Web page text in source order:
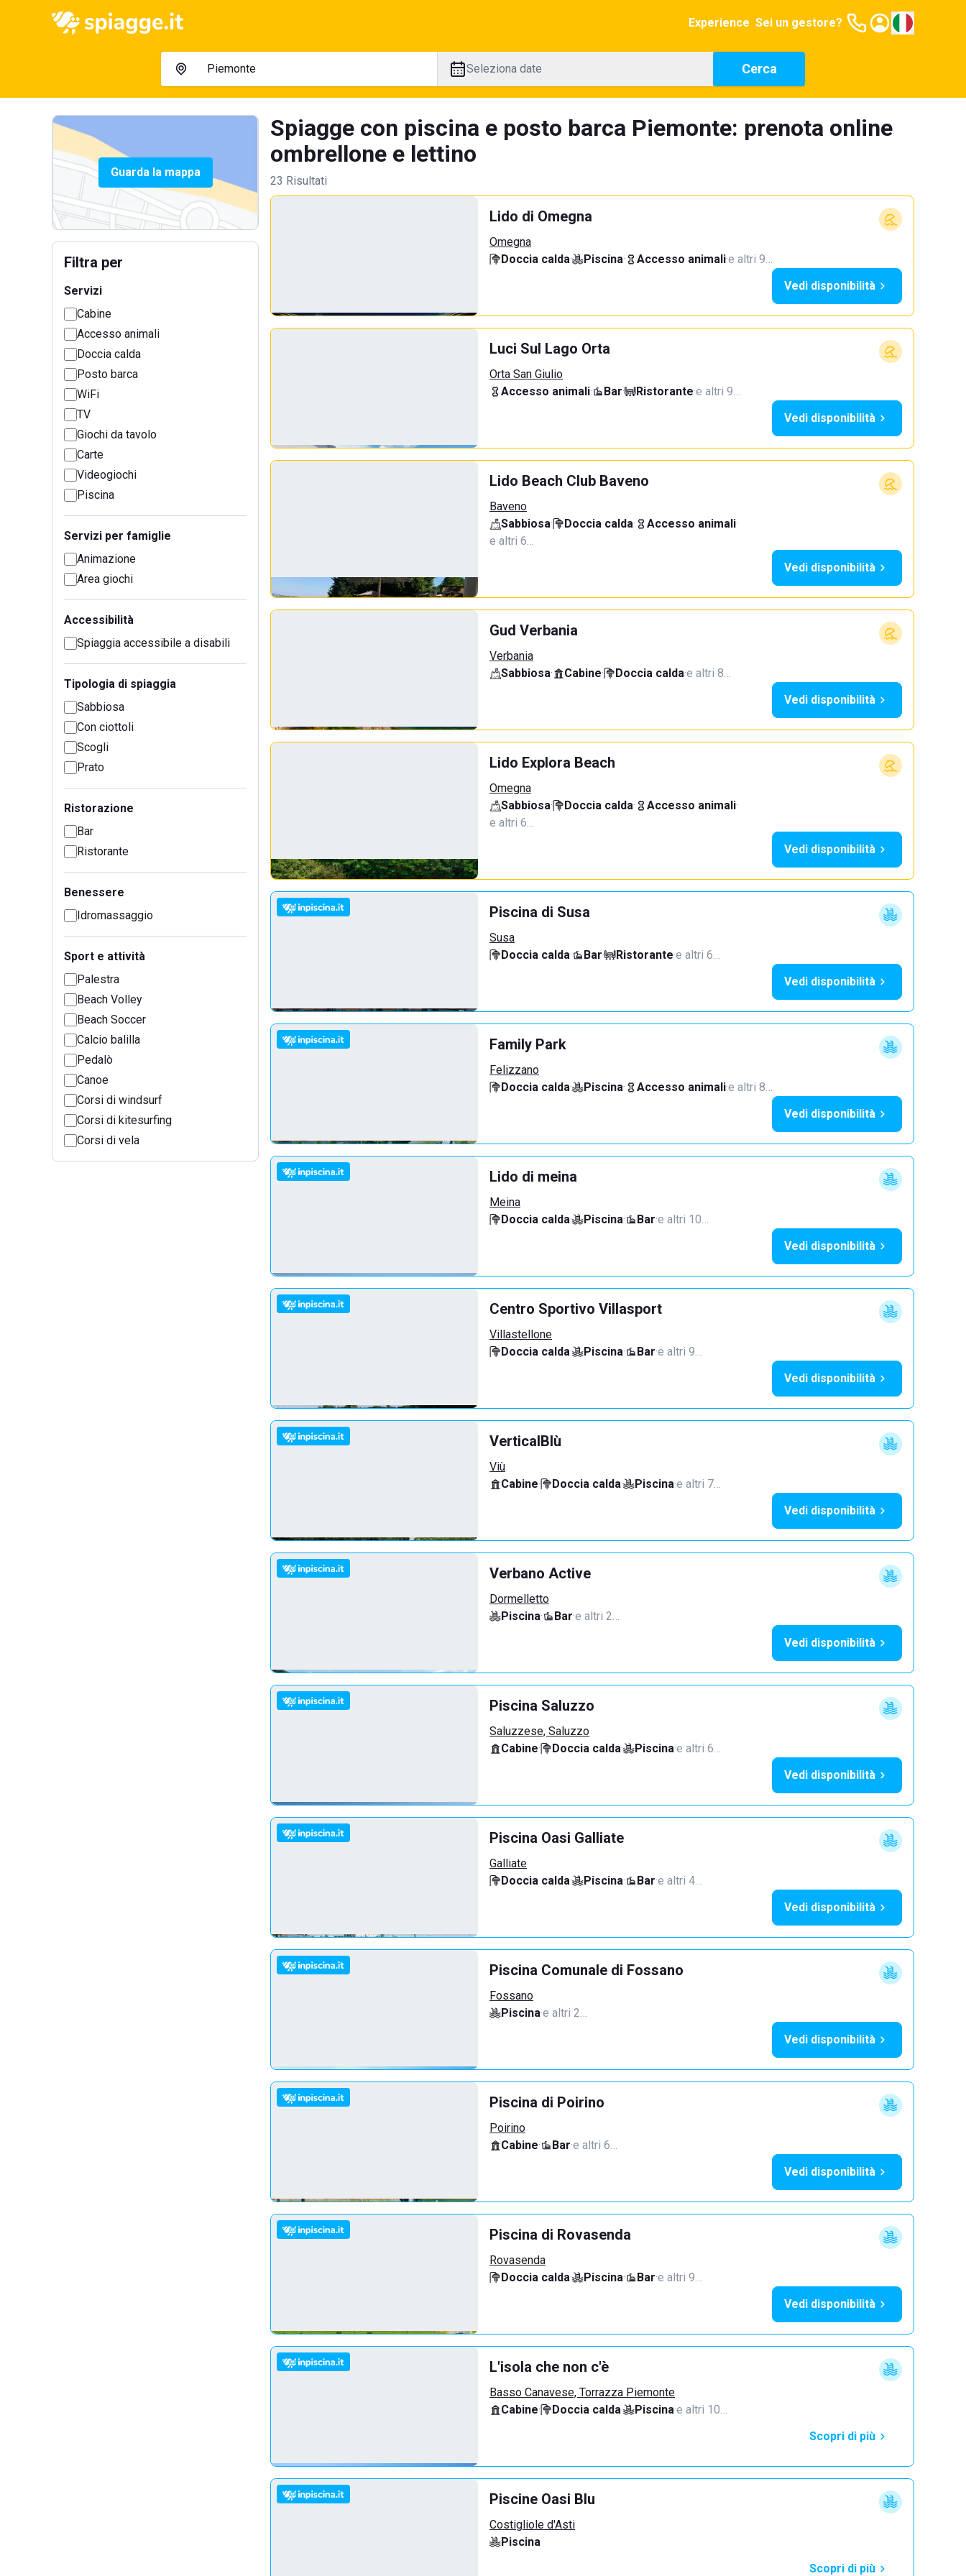
Experience Sei un gestore?
Seleziona date Cerca
Guarda la mappa
Filtra per
Servizi
Cabine
Accesso animali
Doccia calda
Posto barca
WiFi
TV
Giochi da tavolo
Carte
Videogiochi
Piscina
Servizi per famiglie
Animazione
Area giochi
Accessibilità
Spiaggia accessibile a disabili
Tipologia di spiaggia
Sabbiosa
Con ciottoli
Scogli
Prato
Ristorazione
Bar
Ristorante
Benessere
Idromassaggio
Sport e attività
Palestra
Beach Volley
Beach Soccer
Calcio balilla
Pedalò
Canoe
Corsi di windsurf
Corsi di kitesurfing
Corsi di vela
Spiagge con piscina e posto barca Piemonte: prenota online
ombrellone e lettino
23 Risultati
Lido di Omegna
Omegna
Doccia calda· Piscina· Accesso animali·e altri 9…
Vedi disponibilità
Luci Sul Lago Orta
Orta San Giulio
Accesso animali· Bar· Ristorante·e altri 9…
Vedi disponibilità
Lido Beach Club Baveno
Baveno
Sabbiosa· Doccia calda· Accesso animali·
e altri 6…
Vedi disponibilità
Gud Verbania
Verbania
Sabbiosa· Cabine· Doccia calda·e altri 8…
Vedi disponibilità
Lido Explora Beach
Omegna
Sabbiosa· Doccia calda· Accesso animali·
e altri 6…
Vedi disponibilità
Piscina di Susa
Susa
Doccia calda· Bar· Ristorante·e altri 6…
Vedi disponibilità
Family Park
Felizzano
Doccia calda· Piscina· Accesso animali·e altri 8…
Vedi disponibilità
Lido di meina
Meina
Doccia calda· Piscina· Bar·e altri 10…
Vedi disponibilità
Centro Sportivo Villasport
Villastellone
Doccia calda· Piscina· Bar·e altri 9…
Vedi disponibilità
VerticalBlù
Viù
Cabine· Doccia calda· Piscina·e altri 7…
Vedi disponibilità
Verbano Active
Dormelletto
Piscina· Bar·e altri 2…
Vedi disponibilità
Piscina Saluzzo
Saluzzese, Saluzzo
Cabine· Doccia calda· Piscina·e altri 6…
Vedi disponibilità
Piscina Oasi Galliate
Galliate
Doccia calda· Piscina· Bar·e altri 4…
Vedi disponibilità
Piscina Comunale di Fossano
Fossano
Piscina·e altri 2…
Vedi disponibilità
Piscina di Poirino
Poirino
Cabine· Bar·e altri 6…
Vedi disponibilità
Piscina di Rovasenda
Rovasenda
Doccia calda· Piscina· Bar·e altri 9…
Vedi disponibilità
L'isola che non c'è
Basso Canavese, Torrazza Piemonte
Cabine· Doccia calda· Piscina·e altri 10…
Scopri di più
Piscine Oasi Blu
Costigliole d'Asti
Piscina
Scopri di più